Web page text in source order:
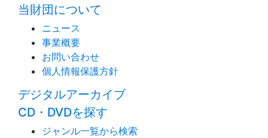
当財団について
ニュース
事業概要
お問い合わせ
個人情報保護方針
デジタルアーカイブ
CD・DVDを探す
ジャンル一覧から検索